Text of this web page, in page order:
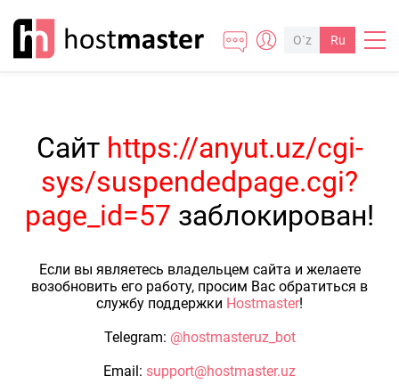
O`z Ru
Сайт https://anyut.uz/cgi-
sys/suspendedpage.cgi?
page_id=57 заблокирован!
Если вы являетесь владельцем сайта и желаете
возобновить его работу, просим Вас обратиться в
службу поддержки Hostmaster!
Telegram: @hostmasteruz_bot
Email: support@hostmaster.uz